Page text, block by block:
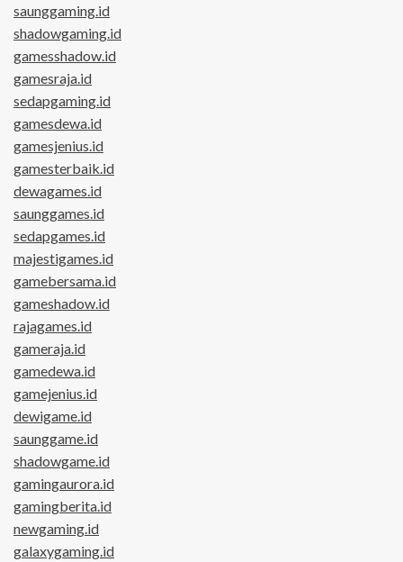
saunggaming.id
shadowgaming.id
gamesshadow.id
gamesraja.id
sedapgaming.id
gamesdewa.id
gamesjenius.id
gamesterbaik.id
dewagames.id
saunggames.id
sedapgames.id
majestigames.id
gamebersama.id
gameshadow.id
rajagames.id
gameraja.id
gamedewa.id
gamejenius.id
dewigame.id
saunggame.id
shadowgame.id
gamingaurora.id
gamingberita.id
newgaming.id
galaxygaming.id